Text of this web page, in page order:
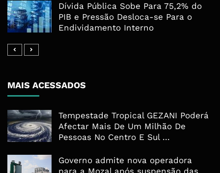
Dívida Pública Sobe Para 75,2% do
PIB e Pressão Desloca-se Para o
Endividamento Interno
MAIS ACESSADOS
Tempestade Tropical GEZANI Poderá
Afectar Mais De Um Milhão De
Pessoas No Centro E Sul ...
Governo admite nova operadora
para a Mozal após suspensão das